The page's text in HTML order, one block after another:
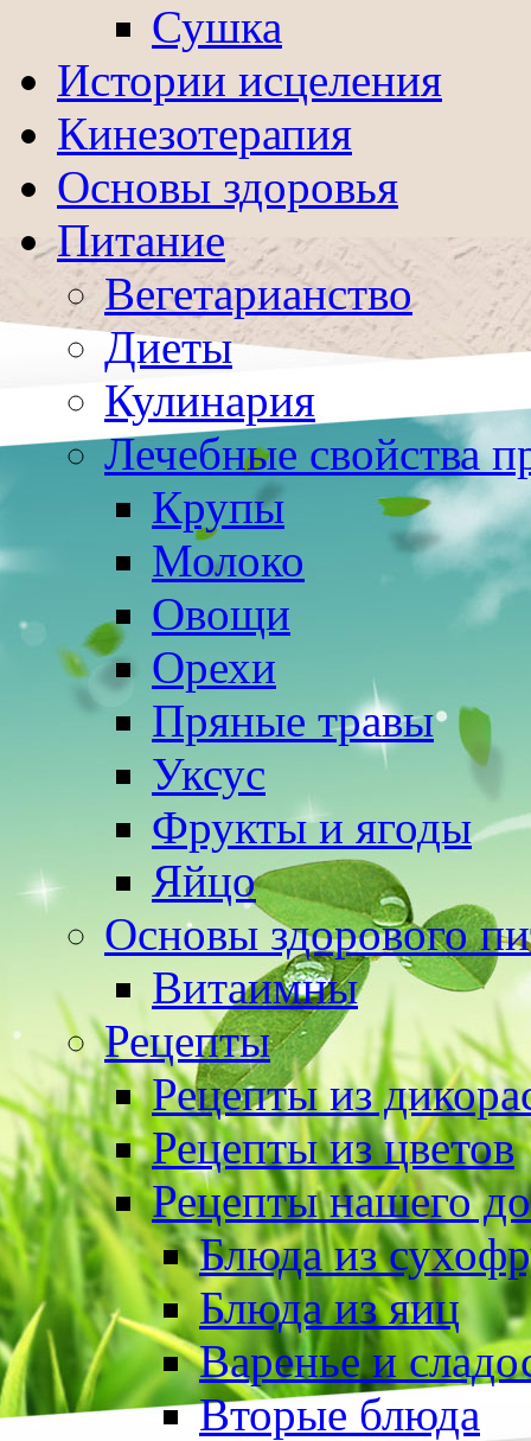
Сушка
Истории исцеления
Кинезотерапия
Основы здоровья
Питание
Вегетарианство
Диеты
Кулинария
Лечебные свойства
Крупы
Молоко
Овощи
Орехи
Пряные травы
Уксус
Фрукты и ягоды
Яйцо
Основы здорового
Витаимны
Рецепты
Рецепты из
Рецепты из цветов
Рецепты нашего
Блюда из
Блюда из яиц
Варенье и
Вторые блюда